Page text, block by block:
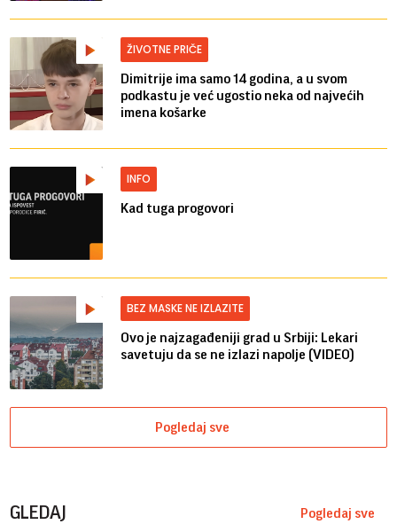
ŽIVOTNE PRIČE
Dimitrije ima samo 14 godina, a u svom
podkastu je već ugostio neka od najvećih
imena košarke
INFO
Kad tuga progovori
BEZ MASKE NE IZLAZITE
Ovo je najzagađeniji grad u Srbiji: Lekari
savetuju da se ne izlazi napolje (VIDEO)
Pogledaj sve
GLEDAJ Pogledaj sve